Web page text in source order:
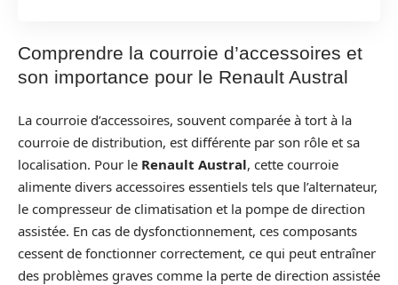
Comprendre la courroie d’accessoires et
son importance pour le Renault Austral
La courroie d’accessoires, souvent comparée à tort à la
courroie de distribution, est différente par son rôle et sa
localisation. Pour le Renault Austral, cette courroie
alimente divers accessoires essentiels tels que l’alternateur,
le compresseur de climatisation et la pompe de direction
assistée. En cas de dysfonctionnement, ces composants
cessent de fonctionner correctement, ce qui peut entraîner
des problèmes graves comme la perte de direction assistée